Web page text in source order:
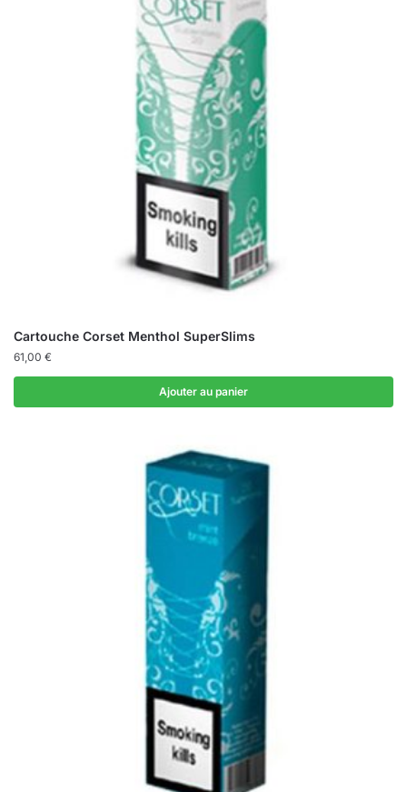
Cartouche Corset Menthol SuperSlims
61,00 €
Ajouter au panier